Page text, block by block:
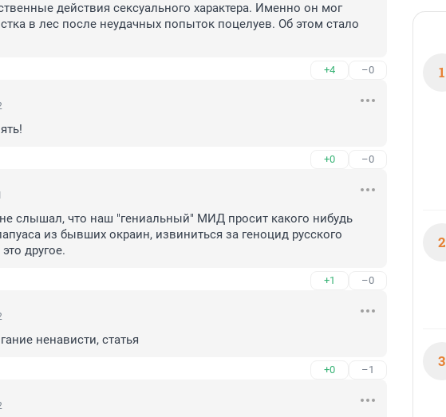
действия сексуального характера. Именно он мог
в лес после неудачных попыток поцелуев. Об этом стало
+4 –0
+0 –0
слышал, что наш "гениальный" МИД просит какого нибудь
из бывших окраин, извиниться за геноцид русского
другое.
+1 –0
ненависти, статья
+0 –1
1
2
3